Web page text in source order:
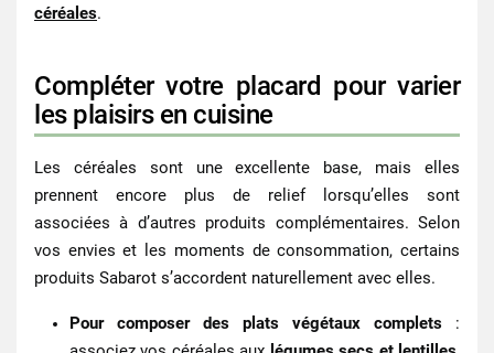
céréales.
Compléter votre placard pour varier
les plaisirs en cuisine
Les céréales sont une excellente base, mais elles
prennent encore plus de relief lorsqu’elles sont
associées à d’autres produits complémentaires. Selon
vos envies et les moments de consommation, certains
produits Sabarot s’accordent naturellement avec elles.
Pour composer des plats végétaux complets :